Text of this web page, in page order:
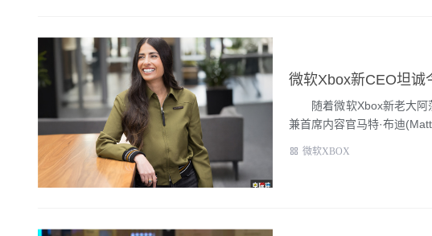
微软Xbox新CEO坦诚
随着微软Xbox新老大阿
兼首席内容官马特·布迪
微软XBOX